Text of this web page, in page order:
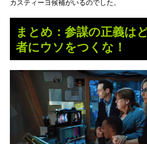
カスティーヨ候補がいるのでした。
まとめ：参謀の正義は
者にウソをつくな！